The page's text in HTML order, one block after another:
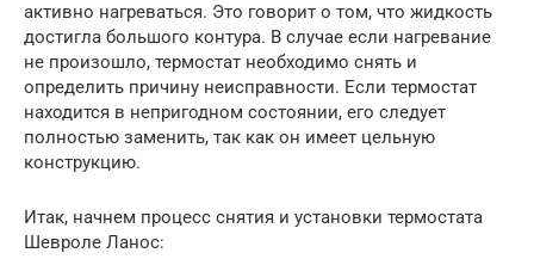
активно нагреваться. Это говорит о том, что жидкость
достигла большого контура. В случае если нагревание
не произошло, термостат необходимо снять и
определить причину неисправности. Если термостат
находится в непригодном состоянии, его следует
полностью заменить, так как он имеет цельную
конструкцию.
Итак, начнем процесс снятия и установки термостата
Шевроле Ланос: